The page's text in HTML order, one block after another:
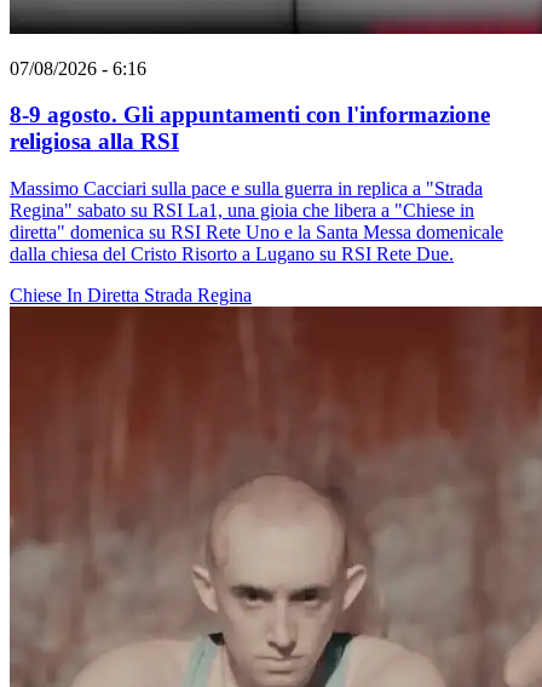
07/08/2026 - 6:16
8-9 agosto. Gli appuntamenti con l'informazione
religiosa alla RSI
Massimo Cacciari sulla pace e sulla guerra in replica a "Strada
Regina" sabato su RSI La1, una gioia che libera a "Chiese in
diretta" domenica su RSI Rete Uno e la Santa Messa domenicale
dalla chiesa del Cristo Risorto a Lugano su RSI Rete Due.
Chiese In Diretta Strada Regina